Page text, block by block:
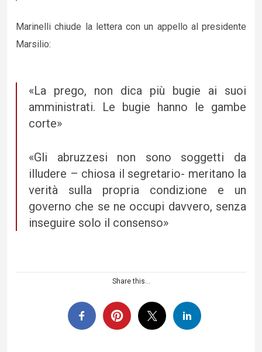
Marinelli chiude la lettera con un appello al presidente
Marsilio:
«La prego, non dica più bugie ai suoi
amministrati. Le bugie hanno le gambe
corte»
«Gli abruzzesi non sono soggetti da
illudere – chiosa il segretario- meritano la
verità sulla propria condizione e un
governo che se ne occupi davvero, senza
inseguire solo il consenso»
Share this...